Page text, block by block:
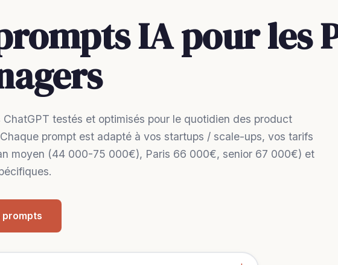
IA pour les
ChatGPT testés et optimisés pour le quotidien des product
prompt est adapté à vos startups / scale-ups, vos tarifs
moyen (44 000-75 000€), Paris 66 000€, senior 67 000€) et
prompts